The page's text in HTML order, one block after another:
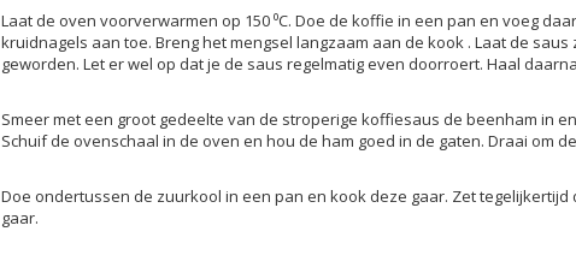
Laat de oven voorverwarmen op 150 ⁰C. Doe de koffie in een pan en voeg
kruidnagels aan toe. Breng het mengsel langzaam aan de kook . Laat de
geworden. Let er wel op dat je de saus regelmatig even doorroert. Haal
Smeer met een groot gedeelte van de stroperige koffiesaus de beenham in
Schuif de ovenschaal in de oven en hou de ham goed in de gaten. Draai om
Doe ondertussen de zuurkool in een pan en kook deze gaar. Zet
gaar.